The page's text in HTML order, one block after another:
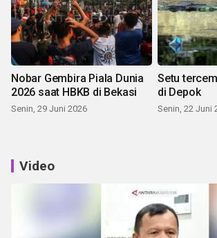
Nobar Gembira Piala Dunia
2026 saat HBKB di Bekasi
Senin, 29 Juni 2026
Setu
di Depok
Senin, 22 Juni
Video